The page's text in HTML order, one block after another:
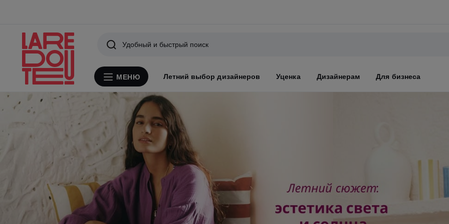
Redoute
Меню
МЕНЮ Летний выбор дизайнеров Уценка Дизайнерам Для бизнеса
Поиск
Смотреть
коллекцию